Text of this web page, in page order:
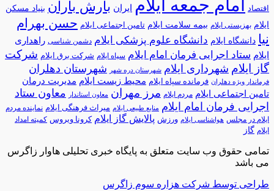
اقتصاد امام جمعه ایلام ایران بارش باران بنیاد مسکن
ایلام بهزیستی ایلام بیمه سلامت ایلام تامین اجتماعی ایلام حسن بهرام
نیا دانشگاه ایلام دانشگاه علوم پزشکی ایلام دشمن شناسی راهداری
ایلام ستاد اجرایی فرمان امام ایلام سپاه ایلام شرکت برق ایلام شرکت
گاز ایلام شهرداری ایلام شهرستان دره شهر شهرستان دهلران
فرماندار ویژه دهلران فرمانده سپاه ایلام محیط زیست ایلام مدیریت درمان
تامین اجتماعی ایلام مردم ایلام مرز مهران معاون استاندار
معاون ستاد
اجرایی فرمان امام ایلام منابع طبیعی ایلام میراث فرهنگی ایلام نماینده مردم
ایلام در مجلس هواشناسی ایلام ورزش پالایش گاز ایلام کرونا ویروس کمیته امداد
ایلام گاز
تمامی حقوق وب سایت متعلق به پایگاه خبری تحلیلی هاوار زاگرس
می باشد
طراحی توسط شرکت هزاره سوم زاگرس